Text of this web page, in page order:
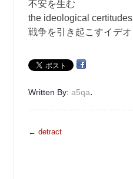
不安を生む
the ideological
戦争を引き起こすイデ
Written By:a5qa.
投
← detract